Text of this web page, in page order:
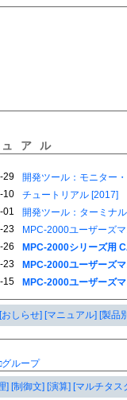
アル
[おしらせ] [マニュアル] [製品
ループ
] [制御文] [演算] [マルチタス